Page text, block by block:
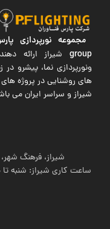
مجموعه نورپردازی
groupشیراز ارائه
ونورپردازی نما، پیشرو
های روشنایی در پروژه
شیراز و سراسر ایران می
شیراز، فرهنگ شهر، کوچه 27، بالای